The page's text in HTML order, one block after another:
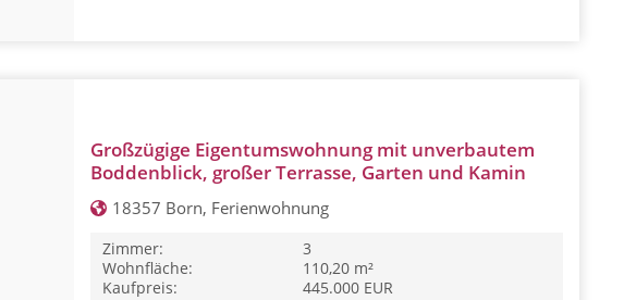
Großzügige Eigentumswohnung mit unverbautem
Boddenblick, großer Terrasse, Garten und Kamin
18357 Born, Ferienwohnung
Zimmer:
3
Wohnfläche:
110,20 m²
Kaufpreis:
445.000 EUR